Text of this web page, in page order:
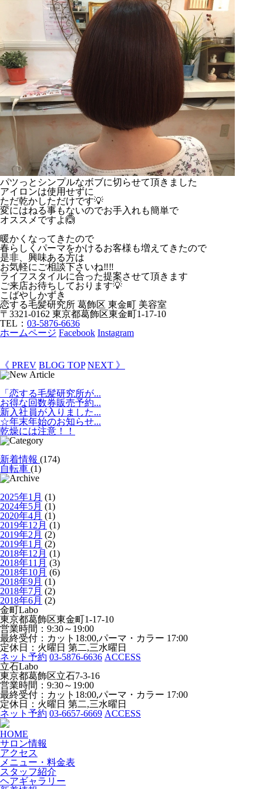
パツっとシンプルなボブに切らせて頂きました
アイロンは使用せずに
ただ乾かしただけです💡
変にはねる事もないのでお手入れも簡単で
オススメですよ🙆
暖かくなってきたので
春らしくパーマをかけるお客様も増えてきたので
是非、興味ある方は
お気軽にご相談下さいね‼‼
ライフスタイルに合った提案させて頂きます
ご来店お待ちしております💡
こばやしかずき
恋する毛髪研究所 葛飾区 東金町 美容室
〒3321-0162 東京都葛飾区東金町1-17-10
TEL： 03-5876-6636
ホームページ Facebook Instagram
《 PREV BLOG TOP NEXT 》
「恋する毛髪研究所が...
お得な回数券販売予約...
新入社員が入りました...
☆年末年始のお知らせ...
乾燥には注意！！
新着情報 (174)
自転車 (1)
2025年1月 (1)
2024年5月 (1)
2020年4月 (1)
2019年12月 (1)
2019年2月 (2)
2019年1月 (2)
2018年12月 (1)
2018年11月 (3)
2018年10月 (6)
2018年9月 (1)
2018年7月 (2)
2018年6月 (2)
金町Labo
東京都葛飾区東金町1-17-10
営業時間：9:30～19:00
最終受付：カット18:00,パーマ・カラー 17:00
定休日：火曜日 第二,三水曜日
ネット予約 03-5876-6636 ACCESS
立石Labo
東京都葛飾区立石7-3-16
営業時間：9:30～19:00
最終受付：カット18:00,パーマ・カラー 17:00
定休日：火曜日 第二,三水曜日
ネット予約 03-6657-6669 ACCESS
HOME
サロン情報
アクセス
メニュー・料金表
スタッフ紹介
ヘアギャラリー